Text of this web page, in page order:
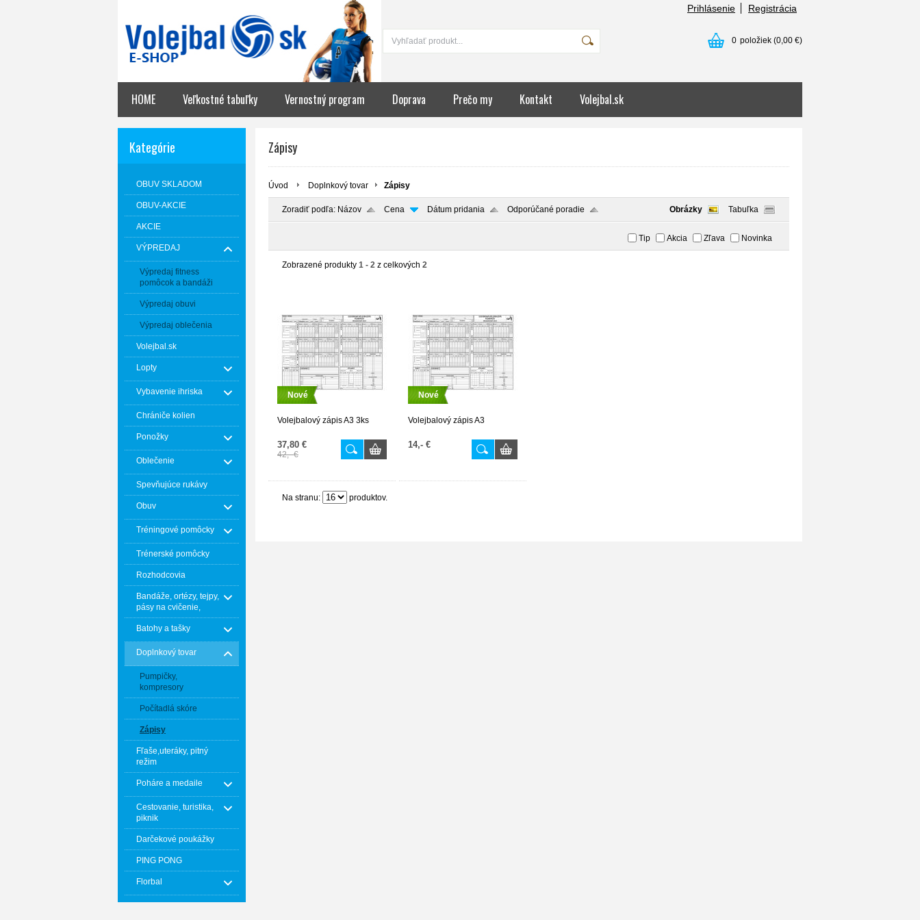
Prihlásenie Registrácia
0 položiek (0,00 €)
HOME Veľkostné tabuľky Vernostný program Doprava Prečo my Kontakt Volejbal.sk
Kategórie
OBUV SKLADOM
OBUV-AKCIE
AKCIE
VÝPREDAJ
Výpredaj fitness
pomôcok a bandáži
Výpredaj obuvi
Výpredaj oblečenia
Volejbal.sk
Lopty
Vybavenie ihriska
Chrániče kolien
Ponožky
Oblečenie
Spevňujúce rukávy
Obuv
Tréningové pomôcky
Trénerské pomôcky
Rozhodcovia
Bandáže, ortézy, tejpy,
pásy na cvičenie,
Batohy a tašky
Doplnkový tovar
Pumpičky,
kompresory
Počítadlá skóre
Zápisy
Fľaše,uteráky, pitný
režim
Poháre a medaile
Cestovanie, turistika,
piknik
Darčekové poukážky
PING PONG
Florbal
Zápisy
Úvod Doplnkový tovar Zápisy
Zoradiť podľa: Názov Cena Dátum pridania Odporúčané poradie Obrázky Tabuľka
Tip Akcia Zľava Novinka
Zobrazené produkty 1 - 2 z celkových 2
Nové
Volejbalový zápis A3 3ks
37,80 €
42,- €
Nové
Volejbalový zápis A3
14,- €
Na stranu: produktov.